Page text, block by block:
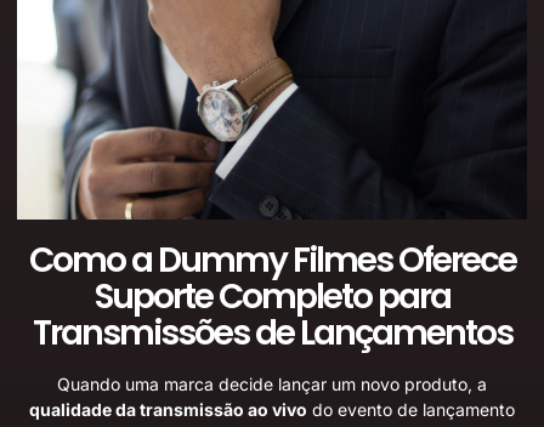
Como a Dummy Filmes Oferece
Suporte Completo para
Transmissões de Lançamentos
Quando uma marca decide lançar um novo produto, a
qualidade da transmissão ao vivo do evento de lançamento